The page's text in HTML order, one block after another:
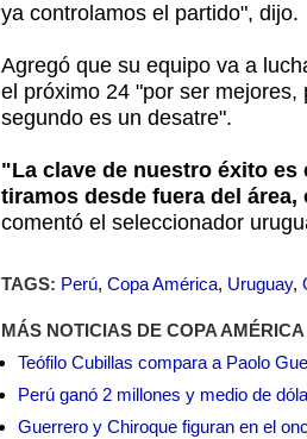
ya controlamos el partido", dijo.
Agregó que su equipo va a
el próximo 24 "por ser
segundo es un desatre".
"La clave de nuestro éxito
tiramos desde fuera del
comentó el seleccionador
TAGS: Perú, Copa América, Uruguay,
MÁS NOTICIAS DE COPA AMÉRICA
Teófilo Cubillas compara a Paolo
Perú ganó 2 millones y medio de
Guerrero y Chiroque figuran en el